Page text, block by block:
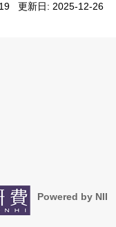
更新日: 2025-12-26
Powered by NII